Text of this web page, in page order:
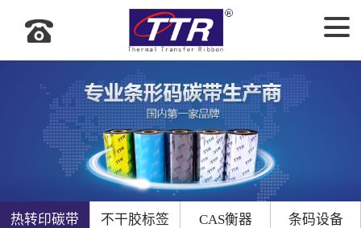
热转印碳带 不干胶标签 CAS衡器 条码设备